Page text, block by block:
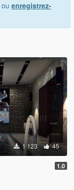
ou enregistrez-
1 123 45
1.0